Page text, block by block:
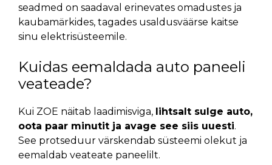
seadmed on saadaval erinevates omadustes ja
kaubamärkides, tagades usaldusväärse kaitse
sinu elektrisüsteemile.
Kuidas eemaldada auto paneeli
veateade?
Kui ZOE näitab laadimisviga, lihtsalt sulge auto,
oota paar minutit ja avage see siis uuesti.
See protseduur värskendab süsteemi olekut ja
eemaldab veateate paneelilt.